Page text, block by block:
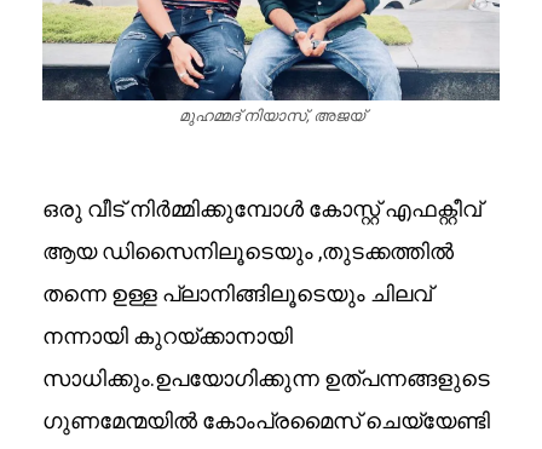
മുഹമ്മദ് നിയാസ്, അജയ്
ഒരു വീട് നിർമ്മിക്കുമ്പോൾ കോസ്റ്റ് എഫക്റ്റീവ്
ആയ ഡിസൈനിലൂടെയും ,തുടക്കത്തിൽ
തന്നെ ഉള്ള പ്ലാനിങ്ങിലൂടെയും ചിലവ്
നന്നായി കുറയ്ക്കാനായി
സാധിക്കും.ഉപയോഗിക്കുന്ന ഉത്പന്നങ്ങളുടെ
ഗുണമേന്മയിൽ കോംപ്രമൈസ് ചെയ്യേണ്ടി